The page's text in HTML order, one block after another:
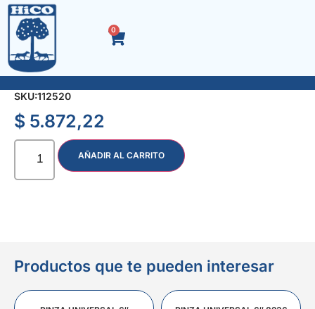
0
MARTILLO P/CARPINTERO N° 22
SKU:112520
$ 5.872,22
AÑADIR AL CARRITO
Productos que te pueden interesar